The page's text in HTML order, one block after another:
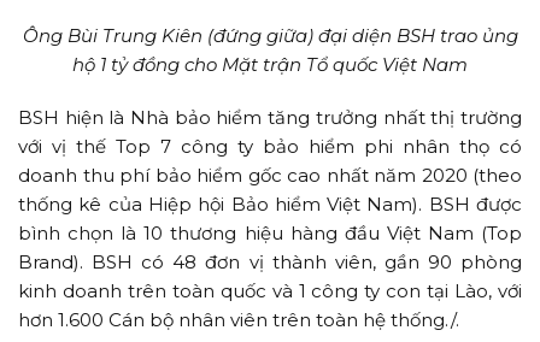
Ông Bùi Trung Kiên (đứng giữa) đại diện BSH trao ủng
hộ 1 tỷ đồng cho Mặt trận Tổ quốc Việt Nam
BSH hiện là Nhà bảo hiểm tăng trưởng nhất thị trường
với vị thế Top 7 công ty bảo hiểm phi nhân thọ có
doanh thu phí bảo hiểm gốc cao nhất năm 2020 (theo
thống kê của Hiệp hội Bảo hiểm Việt Nam). BSH được
bình chọn là 10 thương hiệu hàng đầu Việt Nam (Top
Brand). BSH có 48 đơn vị thành viên, gần 90 phòng
kinh doanh trên toàn quốc và 1 công ty con tại Lào, với
hơn 1.600 Cán bộ nhân viên trên toàn hệ thống./.